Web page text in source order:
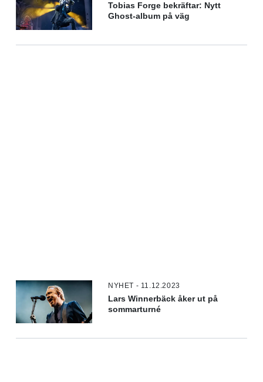
Tobias Forge bekräftar: Nytt
Ghost-album på väg
NYHET - 11.12.2023
Lars Winnerbäck åker ut på
sommarturné